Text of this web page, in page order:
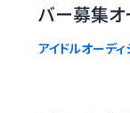
バー募集オ
アイドルオーディ